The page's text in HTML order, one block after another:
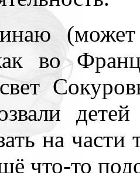
(может
во
на
что-то